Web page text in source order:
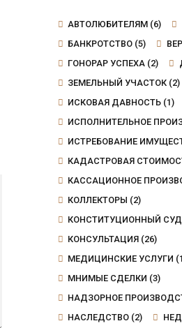
АВТОЛЮБИТЕЛЯМ (6)
БАНКРОТСТВО (5)
ГОНОРАР УСПЕХА (2)
ЗЕМЕЛЬНЫЙ УЧАСТОК (2)
ИСКОВАЯ ДАВНОСТЬ (1)
ИСПОЛНИТЕЛЬНОЕ
ИСТРЕБОВАНИЕ
КАДАСТРОВАЯ
КАССАЦИОННОЕ
КОЛЛЕКТОРЫ (2)
КОНСТИТУЦИОННЫЙ СУД
КОНСУЛЬТАЦИЯ (26)
МЕДИЦИНСКИЕ УСЛУГИ
МНИМЫЕ СДЕЛКИ (3)
НАДЗОРНОЕ
НАСЛЕДСТВО (2)